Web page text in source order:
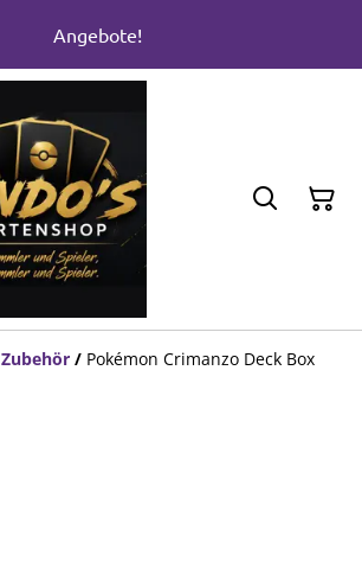
Angebote!
Zubehör / Pokémon Crimanzo Deck Box